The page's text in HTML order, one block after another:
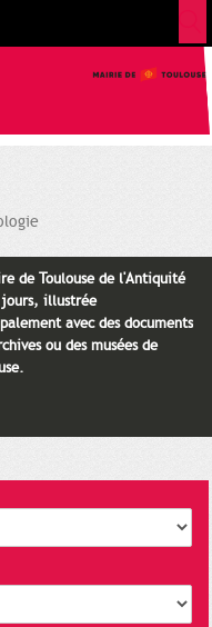
de Toulouse de l'Antiquité
jours, illustrée
avec des documents
ou des musées de